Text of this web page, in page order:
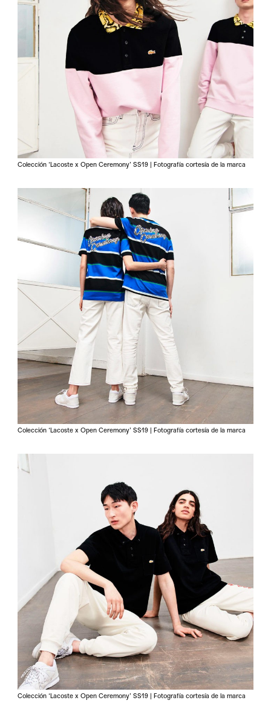
Colección ‘Lacoste x Open Ceremony’ SS19 | Fotografía cortesía de la marca
Colección ‘Lacoste x Open Ceremony’ SS19 | Fotografía cortesía de la marca
Colección ‘Lacoste x Open Ceremony’ SS19 | Fotografía cortesía de la marca